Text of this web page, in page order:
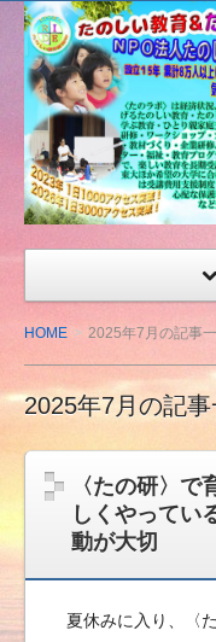
たの
しい
教育
研究
所
（沖
縄）
公式
ト
HOME 2025年7月の記事
2025年7月の記事
〈たの研〉
しくやってい
動が大切
夏休みに入り、〈